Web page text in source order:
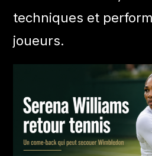
techniques et
joueurs.